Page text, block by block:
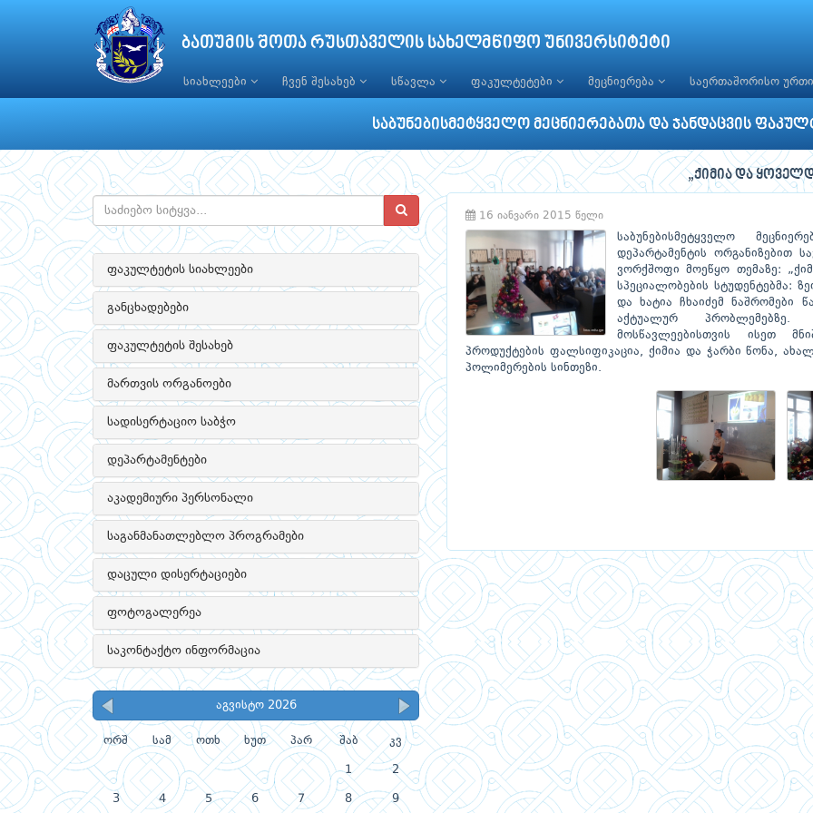
ბათუმის შოთა რუსთაველის სახელმწიფო უნივერსიტეტი
სიახლეები ჩვენ შესახებ სწავლა ფაკულტეტები მეცნიერება საერთაშორისო
საბუნებისმეტყველო მეცნიერებათა და ჯანდაცვის
ფაკულტეტის სიახლეები
განცხადებები
ფაკულტეტის შესახებ
მართვის ორგანოები
სადისერტაციო საბჭო
დეპარტამენტები
აკადემიური პერსონალი
საგანმანათლებლო პროგრამები
დაცული დისერტაციები
ფოტოგალერეა
საკონტაქტო ინფორმაცია
აგვისტო 2026
ორშ სამ ოთხ ხუთ პარ შაბ კვ
1 2
3 4 5 6 7 8 9
„ქიმია და
16 იანვარი 2015 წელი
საბუნებისმეტყველო
დეპარტამენტის ორგანიზებით
ვორქშოფი მოეწყო თემაზე:
სპეციალობების სტუდენტებმა:
და ხატია ჩხაიძემ ნაშრომები
აქტუალურ პრობლემებზე.
მოსწავლეებისთვის ისეთ
პროდუქტების ფალსიფიკაცია, ქიმია და ჭარბი წონა,
პოლიმერების სინთეზი.